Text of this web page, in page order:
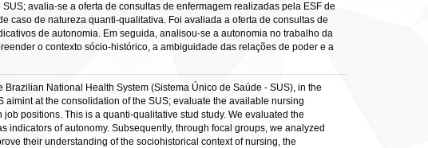
avalia-se a oferta de consultas de enfermagem realizadas pela ESF de
caso de natureza quanti-qualitativa. Foi avaliada a oferta de consultas de
de autonomia. Em seguida, analisou-se a autonomia no trabalho da
o contexto sócio-histórico, a ambiguidade das relações de poder e a
National Health System (Sistema Único de Saúde - SUS), in the
at the consolidation of the SUS; evaluate the available nursing
positions. This is a quanti-qualitative stud study. We evaluated the
of autonomy. Subsequently, through focal groups, we analyzed
their understanding of the sociohistorical context of nursing, the